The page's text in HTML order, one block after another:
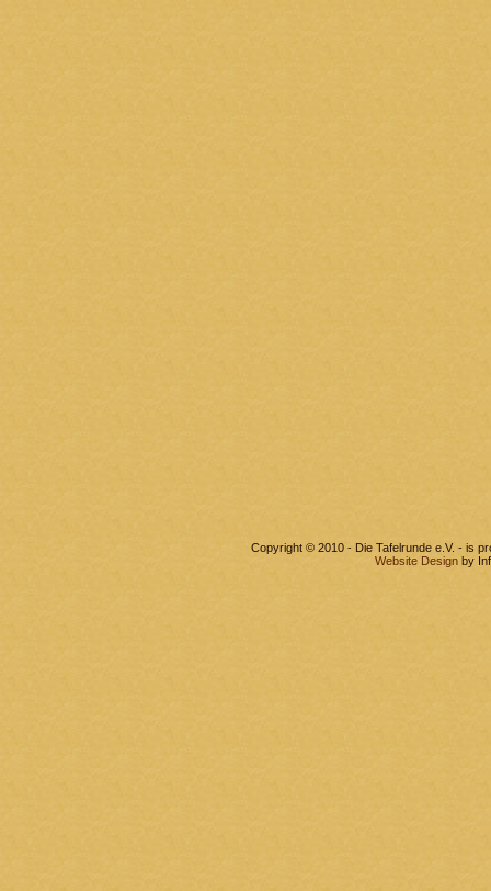
Copyright © 2010 - Die Tafelrunde e.V. - is
Website Design by